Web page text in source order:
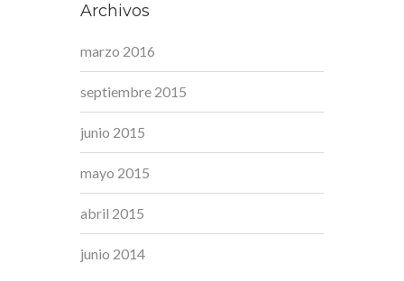
Archivos
marzo 2016
septiembre 2015
junio 2015
mayo 2015
abril 2015
junio 2014